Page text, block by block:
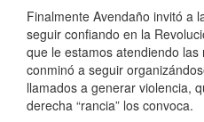
Finalmente Avendaño invitó a
seguir confiando en la
que le estamos atendiendo
conminó a seguir
llamados a generar violencia,
derecha “rancia” los convoca.